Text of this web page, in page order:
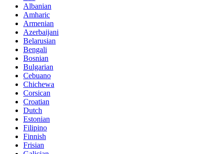
Albanian
Amharic
Armenian
Azerbaijani
Belarusian
Bengali
Bosnian
Bulgarian
Cebuano
Chichewa
Corsican
Croatian
Dutch
Estonian
Filipino
Finnish
Frisian